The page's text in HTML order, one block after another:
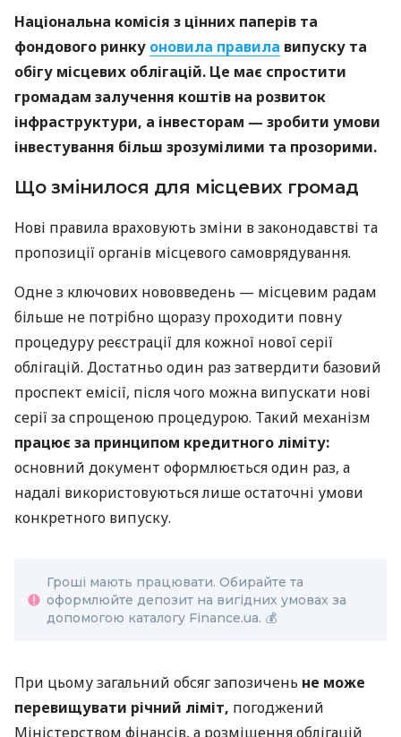
Національна комісія з цінних паперів та
фондового ринку оновила правила випуску та
обігу місцевих облігацій. Це має спростити
громадам залучення коштів на розвиток
інфраструктури, а інвесторам — зробити умови
інвестування більш зрозумілими та прозорими.
Що змінилося для місцевих громад
Нові правила враховують зміни в законодавстві та
пропозиції органів місцевого самоврядування.
Одне з ключових нововведень — місцевим радам
більше не потрібно щоразу проходити повну
процедуру реєстрації для кожної нової серії
облігацій. Достатньо один раз затвердити базовий
проспект емісії, після чого можна випускати нові
серії за спрощеною процедурою. Такий механізм
працює за принципом кредитного ліміту:
основний документ оформлюється один раз, а
надалі використовуються лише остаточні умови
конкретного випуску.
Гроші мають працювати. Обирайте та
оформлюйте депозит на вигідних умовах за
допомогою каталогу Finance.ua. 💰
При цьому загальний обсяг запозичень не може
перевищувати річний ліміт, погоджений
Міністерством фінансів, а розміщення облігацій